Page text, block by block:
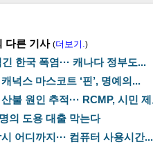
다른 기사 (더보기.)
한국 폭염··· 캐나다 정부도...
넉스 마스코트 ‘핀’, 명예의...
불 원인 추적··· RCMP, 시민
의 도용 대출 막는다
어디까지··· 컴퓨터 사용시간...